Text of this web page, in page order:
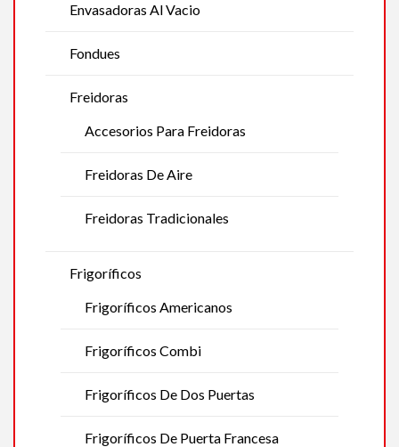
Envasadoras Al Vacio
Fondues
Freidoras
Accesorios Para Freidoras
Freidoras De Aire
Freidoras Tradicionales
Frigoríficos
Frigoríficos Americanos
Frigoríficos Combi
Frigoríficos De Dos Puertas
Frigoríficos De Puerta Francesa